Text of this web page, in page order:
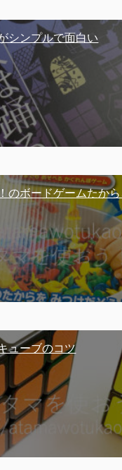
シンプルで面白い
のボードゲームたか
ューブのコツ